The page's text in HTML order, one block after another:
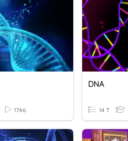
1746
DNA
14 T